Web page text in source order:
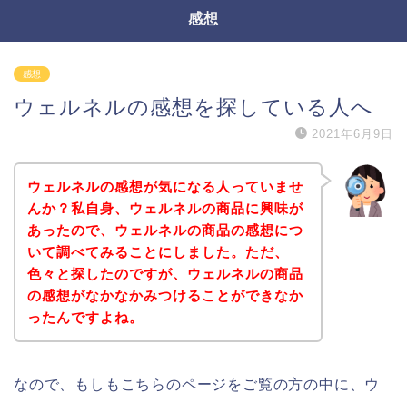
感想
感想
ウェルネルの感想を探している人へ
2021年6月9日
ウェルネルの感想が気になる人っていませ
んか？私自身、ウェルネルの商品に興味が
あったので、ウェルネルの商品の感想につ
いて調べてみることにしました。ただ、
色々と探したのですが、ウェルネルの商品
の感想がなかなかみつけることができなか
ったんですよね。
なので、もしもこちらのページをご覧の方の中に、ウ